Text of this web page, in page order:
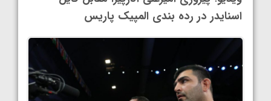
اسنایدر در رده بندی المپیک پاریس